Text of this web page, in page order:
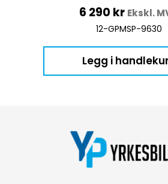
6 290 kr Ekskl.
12-GPMSP-9630
Legg i